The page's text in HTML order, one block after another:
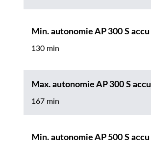
Min. autonomie AP 300 S accu
130 min
Max. autonomie AP 300 S accu
167 min
Min. autonomie AP 500 S accu